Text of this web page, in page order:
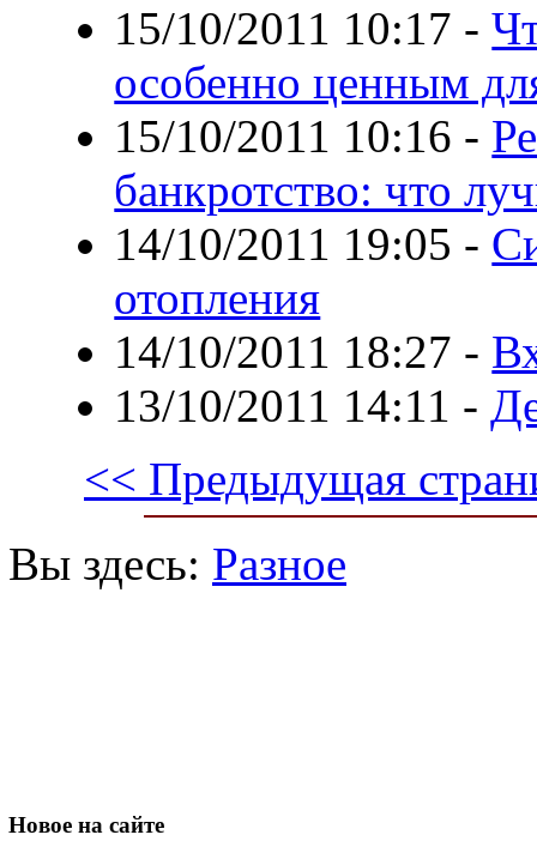
15/10/2011 10:17 -
особенно ценным
15/10/2011 10:16 -
банкротство: что
14/10/2011 19:05 -
отопления
14/10/2011 18:27 -
13/10/2011 14:11 -
<< Предыдущая
Вы здесь: Разное
Новое на сайте